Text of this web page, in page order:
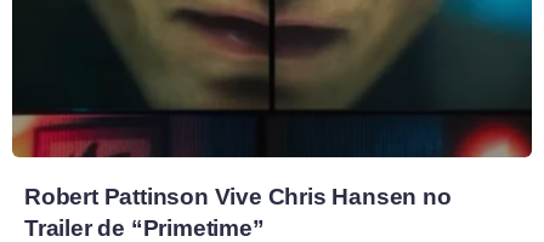
Robert Pattinson Vive Chris Hansen no
Trailer de “Primetime”